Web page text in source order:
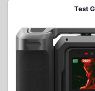
Test